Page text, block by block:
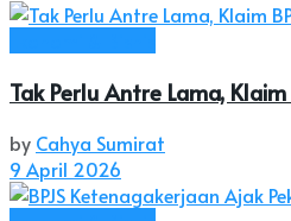
Tak Perlu Antre Lama,
by Cahya Sumirat
9 April 2026